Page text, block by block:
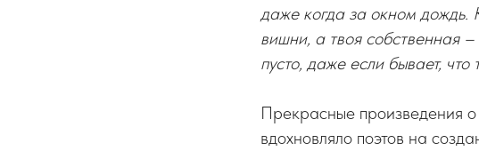
даже когда за окном дождь.
вишни, а твоя собственная
пусто, даже если бывает, что
Прекрасные произведения
вдохновляло поэтов на